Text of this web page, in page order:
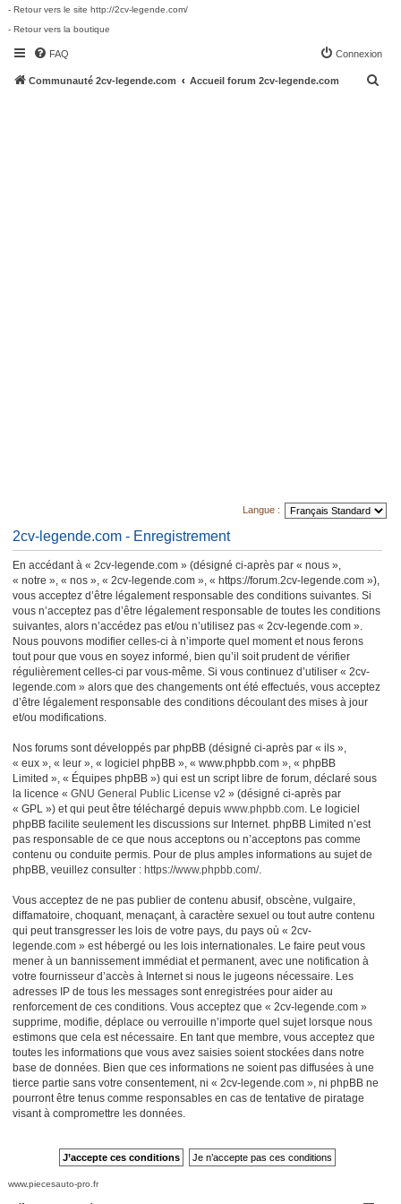
- Retour vers le site http://2cv-legende.com/
- Retour vers la boutique
FAQ Connexion
Communauté 2cv-legende.com Accueil forum 2cv-legende.com
Langue :
2cv-legende.com - Enregistrement
En accédant à « 2cv-legende.com » (désigné ci-après par « nous »,
« notre », « nos », « 2cv-legende.com », « https://forum.2cv-legende.com »),
vous acceptez d’être légalement responsable des conditions suivantes. Si
vous n’acceptez pas d’être légalement responsable de toutes les conditions
suivantes, alors n’accédez pas et/ou n’utilisez pas « 2cv-legende.com ».
Nous pouvons modifier celles-ci à n’importe quel moment et nous ferons
tout pour que vous en soyez informé, bien qu’il soit prudent de vérifier
régulièrement celles-ci par vous-même. Si vous continuez d’utiliser « 2cv-
legende.com » alors que des changements ont été effectués, vous acceptez
d’être légalement responsable des conditions découlant des mises à jour
et/ou modifications.
Nos forums sont développés par phpBB (désigné ci-après par « ils »,
« eux », « leur », « logiciel phpBB », « www.phpbb.com », « phpBB
Limited », « Équipes phpBB ») qui est un script libre de forum, déclaré sous
la licence « GNU General Public License v2 » (désigné ci-après par
« GPL ») et qui peut être téléchargé depuis www.phpbb.com. Le logiciel
phpBB facilite seulement les discussions sur Internet. phpBB Limited n’est
pas responsable de ce que nous acceptons ou n’acceptons pas comme
contenu ou conduite permis. Pour de plus amples informations au sujet de
phpBB, veuillez consulter : https://www.phpbb.com/.
Vous acceptez de ne pas publier de contenu abusif, obscène, vulgaire,
diffamatoire, choquant, menaçant, à caractère sexuel ou tout autre contenu
qui peut transgresser les lois de votre pays, du pays où « 2cv-
legende.com » est hébergé ou les lois internationales. Le faire peut vous
mener à un bannissement immédiat et permanent, avec une notification à
votre fournisseur d’accès à Internet si nous le jugeons nécessaire. Les
adresses IP de tous les messages sont enregistrées pour aider au
renforcement de ces conditions. Vous acceptez que « 2cv-legende.com »
supprime, modifie, déplace ou verrouille n’importe quel sujet lorsque nous
estimons que cela est nécessaire. En tant que membre, vous acceptez que
toutes les informations que vous avez saisies soient stockées dans notre
base de données. Bien que ces informations ne soient pas diffusées à une
tierce partie sans votre consentement, ni « 2cv-legende.com », ni phpBB ne
pourront être tenus comme responsables en cas de tentative de piratage
visant à compromettre les données.
www.piecesauto-pro.fr